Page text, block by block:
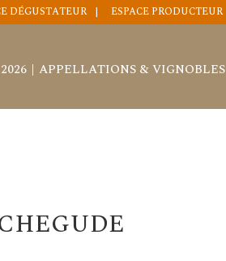
DÉGUSTATEUR ESPACE PRODUCTEUR
APPELLATIONS & VIGNOBLES